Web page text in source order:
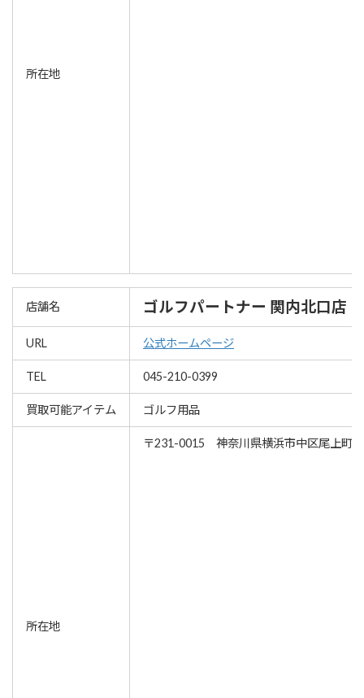
所在地
店舗名 ゴルフパートナー 関内北口店
URL 公式ホームページ
TEL 045-210-0399
買取可能アイテム ゴルフ用品
所在地
〒231-0015 神奈川県横浜市中区尾上町